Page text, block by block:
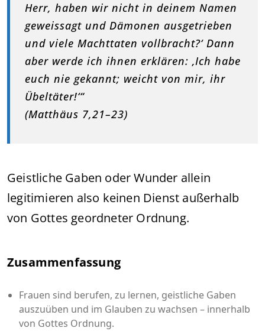
Herr, haben wir nicht in deinem Namen
geweissagt und Dämonen ausgetrieben
und viele Machttaten vollbracht?‘ Dann
aber werde ich ihnen erklären: ‚Ich habe
euch nie gekannt; weicht von mir, ihr
Übeltäter!‘“
(Matthäus 7,21–23)
Geistliche Gaben oder Wunder allein
legitimieren also keinen Dienst außerhalb
von Gottes geordneter Ordnung.
Zusammenfassung
Frauen sind berufen, zu lernen, geistliche Gaben
auszuüben und im Glauben zu wachsen – innerhalb
von Gottes Ordnung.